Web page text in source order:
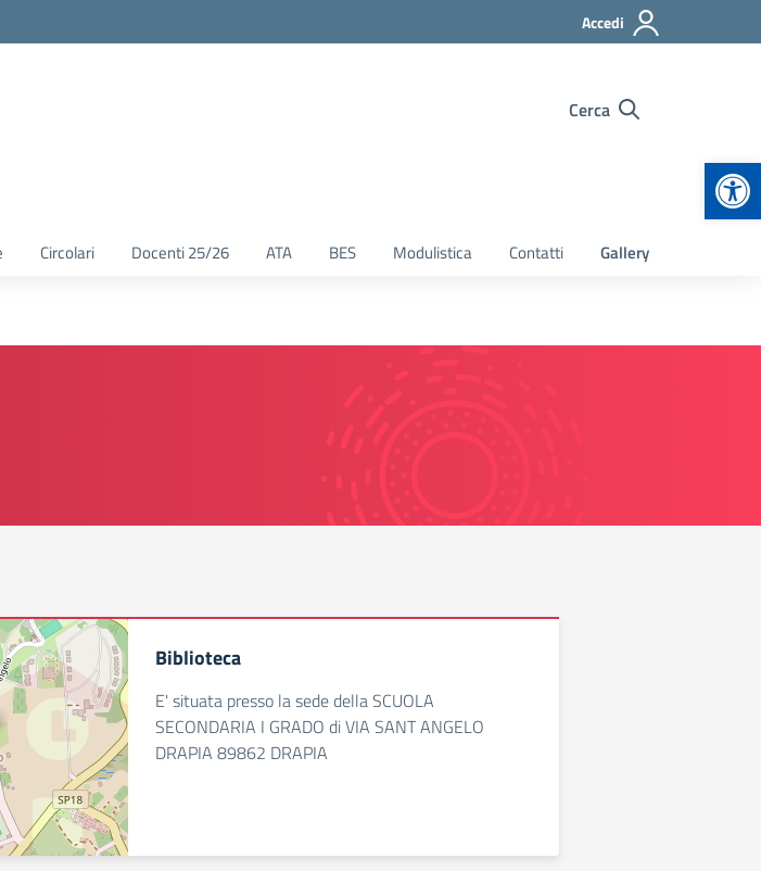
Accedi
Cerca
Circolari Docenti 25/26 ATA BES Modulistica Contatti Gallery
Biblioteca
E' situata presso la sede della SCUOLA
SECONDARIA I GRADO di VIA SANT ANGELO
DRAPIA 89862 DRAPIA